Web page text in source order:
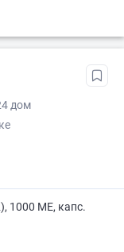
дом
1000 МЕ, капс.